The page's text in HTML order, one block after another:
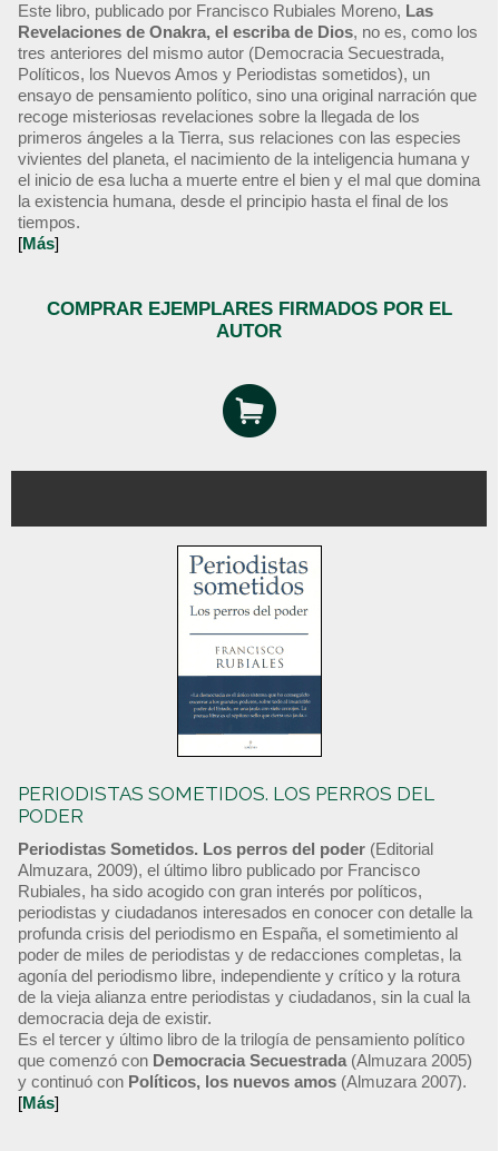
Este libro, publicado por Francisco Rubiales Moreno, Las
Revelaciones de Onakra, el escriba de Dios, no es, como los
tres anteriores del mismo autor (Democracia Secuestrada,
Políticos, los Nuevos Amos y Periodistas sometidos), un
ensayo de pensamiento político, sino una original narración que
recoge misteriosas revelaciones sobre la llegada de los
primeros ángeles a la Tierra, sus relaciones con las especies
vivientes del planeta, el nacimiento de la inteligencia humana y
el inicio de esa lucha a muerte entre el bien y el mal que domina
la existencia humana, desde el principio hasta el final de los
tiempos.
[Más]
COMPRAR EJEMPLARES FIRMADOS POR EL
AUTOR
PERIODISTAS SOMETIDOS. LOS PERROS DEL
PODER
Periodistas Sometidos. Los perros del poder (Editorial
Almuzara, 2009), el último libro publicado por Francisco
Rubiales, ha sido acogido con gran interés por políticos,
periodistas y ciudadanos interesados en conocer con detalle la
profunda crisis del periodismo en España, el sometimiento al
poder de miles de periodistas y de redacciones completas, la
agonía del periodismo libre, independiente y crítico y la rotura
de la vieja alianza entre periodistas y ciudadanos, sin la cual la
democracia deja de existir.
Es el tercer y último libro de la trilogía de pensamiento político
que comenzó con Democracia Secuestrada (Almuzara 2005)
y continuó con Políticos, los nuevos amos (Almuzara 2007).
[Más]